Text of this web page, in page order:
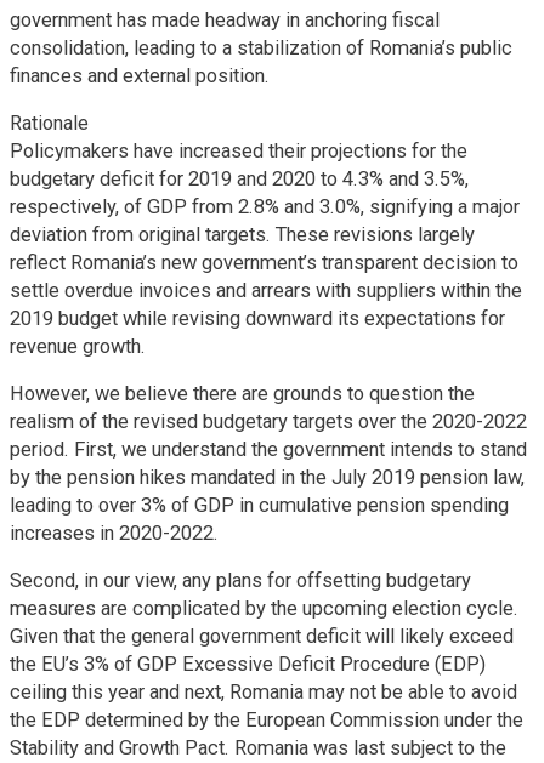
government has made headway in anchoring fiscal
consolidation, leading to a stabilization of Romania’s public
finances and external position.
Rationale
Policymakers have increased their projections for the
budgetary deficit for 2019 and 2020 to 4.3% and 3.5%,
respectively, of GDP from 2.8% and 3.0%, signifying a major
deviation from original targets. These revisions largely
reflect Romania’s new government’s transparent decision to
settle overdue invoices and arrears with suppliers within the
2019 budget while revising downward its expectations for
revenue growth.
However, we believe there are grounds to question the
realism of the revised budgetary targets over the 2020-2022
period. First, we understand the government intends to stand
by the pension hikes mandated in the July 2019 pension law,
leading to over 3% of GDP in cumulative pension spending
increases in 2020-2022.
Second, in our view, any plans for offsetting budgetary
measures are complicated by the upcoming election cycle.
Given that the general government deficit will likely exceed
the EU’s 3% of GDP Excessive Deficit Procedure (EDP)
ceiling this year and next, Romania may not be able to avoid
the EDP determined by the European Commission under the
Stability and Growth Pact. Romania was last subject to the